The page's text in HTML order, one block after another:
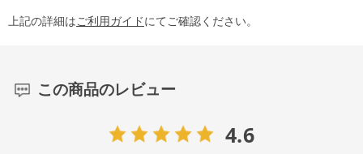
上記の詳細はご利用ガイドにてご確認ください。
この商品のレビュー
4.6